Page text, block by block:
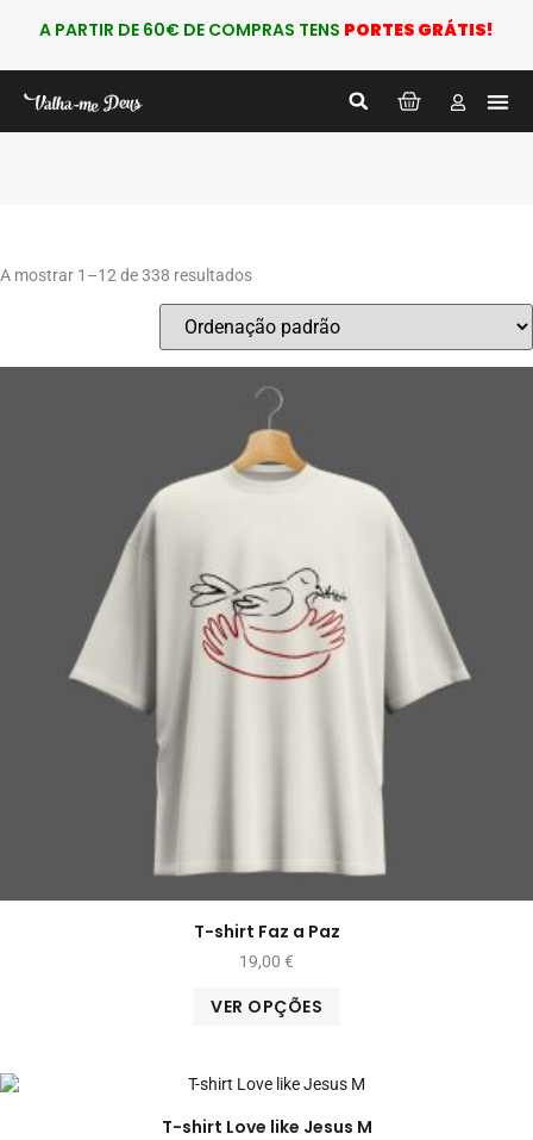
A PARTIR DE 60€ DE COMPRAS TENS PORTES GRÁTIS!
A mostrar 1–12 de 338 resultados
T-shirt Faz a Paz
19,00 €
VER OPÇÕES
T-shirt Love like Jesus M